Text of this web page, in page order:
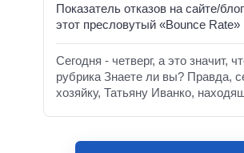
Показатель отказов на сайте/
этот пресловутый «Bounce Rate»
Сегодня - четверг, а это значит,
рубрика Знаете ли вы? Правда,
хозяйку, Татьяну Иванко,